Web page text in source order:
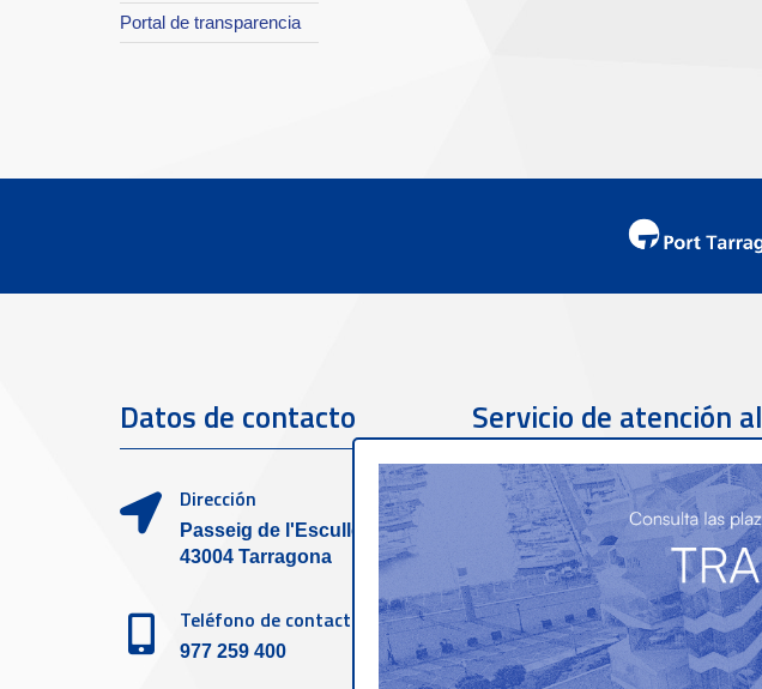
Portal de transparencia
Datos de contacto
Dirección
Passeig de l'Escullera s/n,
43004 Tarragona
Teléfono de contacto
977 259 400
Servicio de atención al
cliente
Teléfono de contacto
977 259 462
Email de contacto
sac@porttarragona.cat